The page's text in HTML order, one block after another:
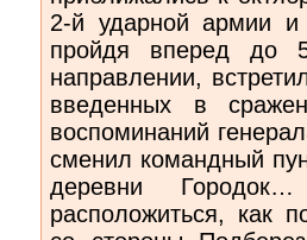
2-й ударной армии и
пройдя вперед до
направлении,
введенных в
воспоминаний
сменил командный
деревни
расположиться, как